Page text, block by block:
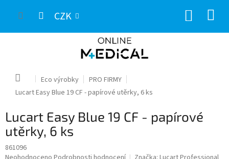
CZK
Domů Eco výrobky
PRO FIRMY
Lucart Easy Blue 19 CF - papírové utěrky, 6 ks
Lucart Easy Blue 19 CF - papírové
utěrky, 6 ks
861096